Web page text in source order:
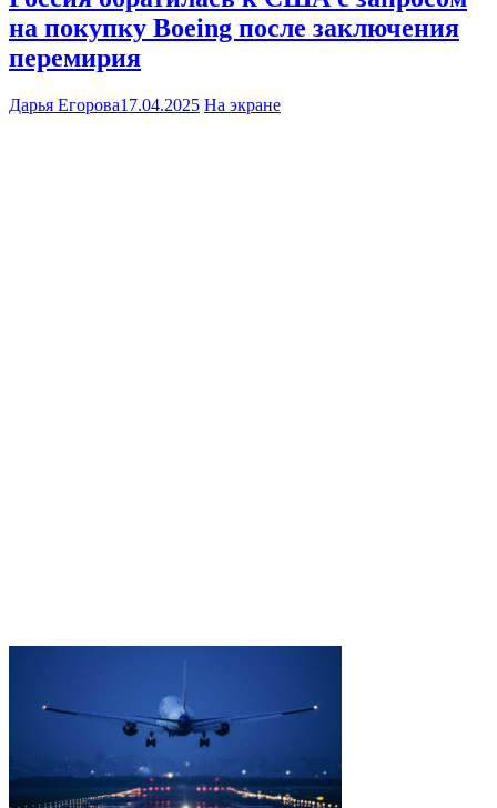
на покупку Boeing после заключения
перемирия
Дарья Егорова17.04.2025 На экране